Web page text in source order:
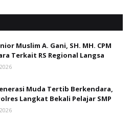
Muslim A. Gani, SH. MH. CPM
Terkait RS Regional Langsa
Muda Tertib Berkendara,
Langkat Bekali Pelajar SMP